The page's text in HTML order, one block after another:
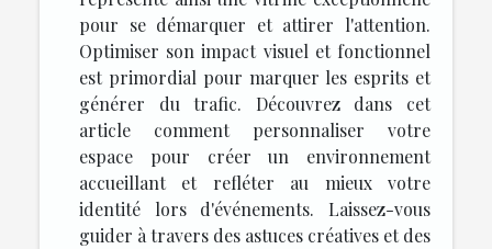
pour se démarquer et attirer l'attention.
Optimiser son impact visuel et fonctionnel
est primordial pour marquer les esprits et
générer du trafic. Découvrez dans cet
article comment personnaliser votre
espace pour créer un environnement
accueillant et refléter au mieux votre
identité lors d'événements. Laissez-vous
guider à travers des astuces créatives et des